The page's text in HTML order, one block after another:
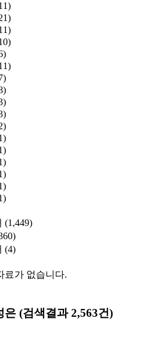
(1,449)
(4)
료가 없습니다.
은 (검색결과 2,563건)